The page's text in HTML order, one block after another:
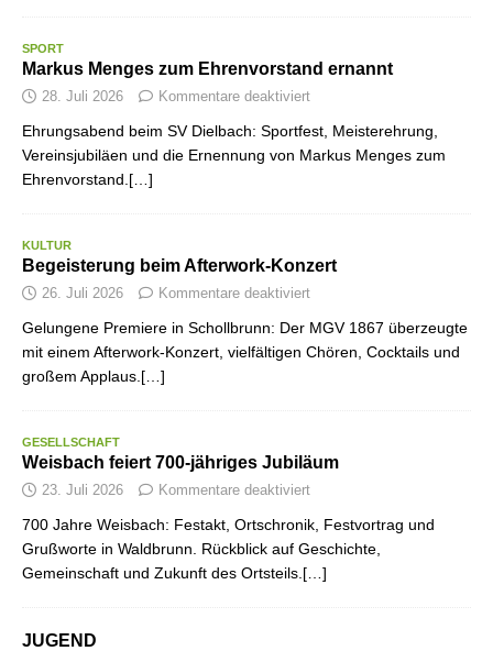
SPORT
Markus Menges zum Ehrenvorstand ernannt
28. Juli 2026 Kommentare deaktiviert
Ehrungsabend beim SV Dielbach: Sportfest, Meisterehrung,
Vereinsjubiläen und die Ernennung von Markus Menges zum
Ehrenvorstand.[…]
KULTUR
Begeisterung beim Afterwork-Konzert
26. Juli 2026 Kommentare deaktiviert
Gelungene Premiere in Schollbrunn: Der MGV 1867 überzeugte
mit einem Afterwork-Konzert, vielfältigen Chören, Cocktails und
großem Applaus.[…]
GESELLSCHAFT
Weisbach feiert 700-jähriges Jubiläum
23. Juli 2026 Kommentare deaktiviert
700 Jahre Weisbach: Festakt, Ortschronik, Festvortrag und
Grußworte in Waldbrunn. Rückblick auf Geschichte,
Gemeinschaft und Zukunft des Ortsteils.[…]
JUGEND